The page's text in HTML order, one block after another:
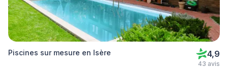
Piscines sur mesure en Isère 4,9
43 avis